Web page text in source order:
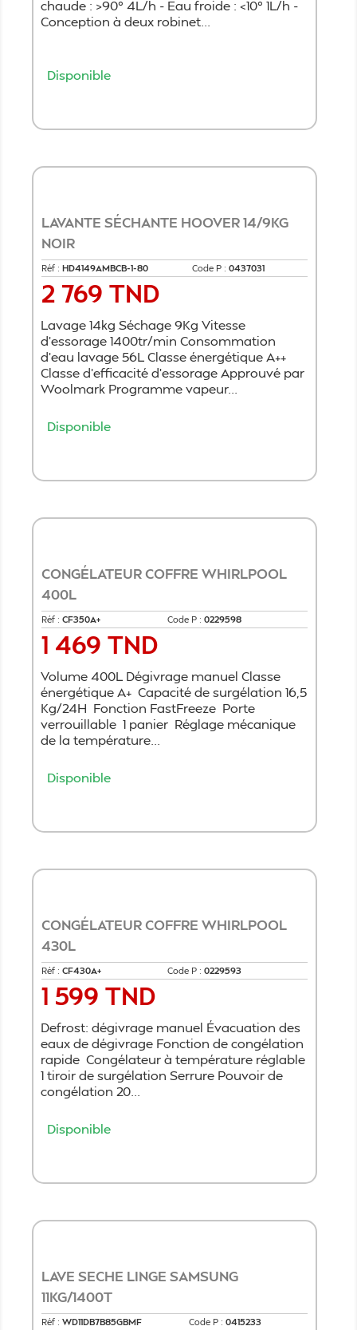
chaude : >90° 4L/h - Eau froide : <10° 1L/h -
Conception à deux robinet...
Disponible
LAVANTE SÉCHANTE HOOVER 14/9KG
NOIR
Réf : HD4149AMBCB-1-80 Code P : 0437031
Prix
2 769 TND
Lavage 14kg Séchage 9Kg Vitesse
d'essorage 1400tr/min Consommation
d'eau lavage 56L Classe énergétique A++
Classe d'efficacité d'essorage Approuvé par
Woolmark Programme vapeur...
Disponible
CONGÉLATEUR COFFRE WHIRLPOOL
400L
Réf : CF350A+ Code P : 0229598
Prix
1 469 TND
Volume 400L Dégivrage manuel Classe
énergétique A+ Capacité de surgélation 16,5
Kg/24H Fonction FastFreeze Porte
verrouillable 1 panier Réglage mécanique
de la température...
Disponible
CONGÉLATEUR COFFRE WHIRLPOOL
430L
Réf : CF430A+ Code P : 0229593
Prix
1 599 TND
Defrost: dégivrage manuel Évacuation des
eaux de dégivrage Fonction de congélation
rapide Congélateur à température réglable
1 tiroir de surgélation Serrure Pouvoir de
congélation 20...
Disponible
LAVE SECHE LINGE SAMSUNG
11KG/1400T
Réf : WD11DB7B85GBMF Code P : 0415233